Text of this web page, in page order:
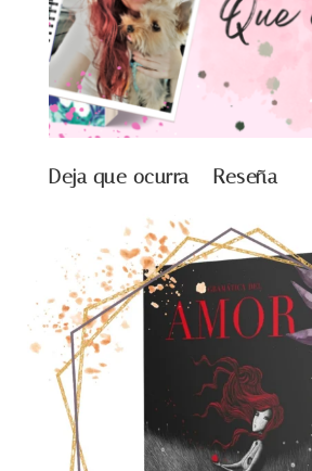
Deja que ocurra – Reseña